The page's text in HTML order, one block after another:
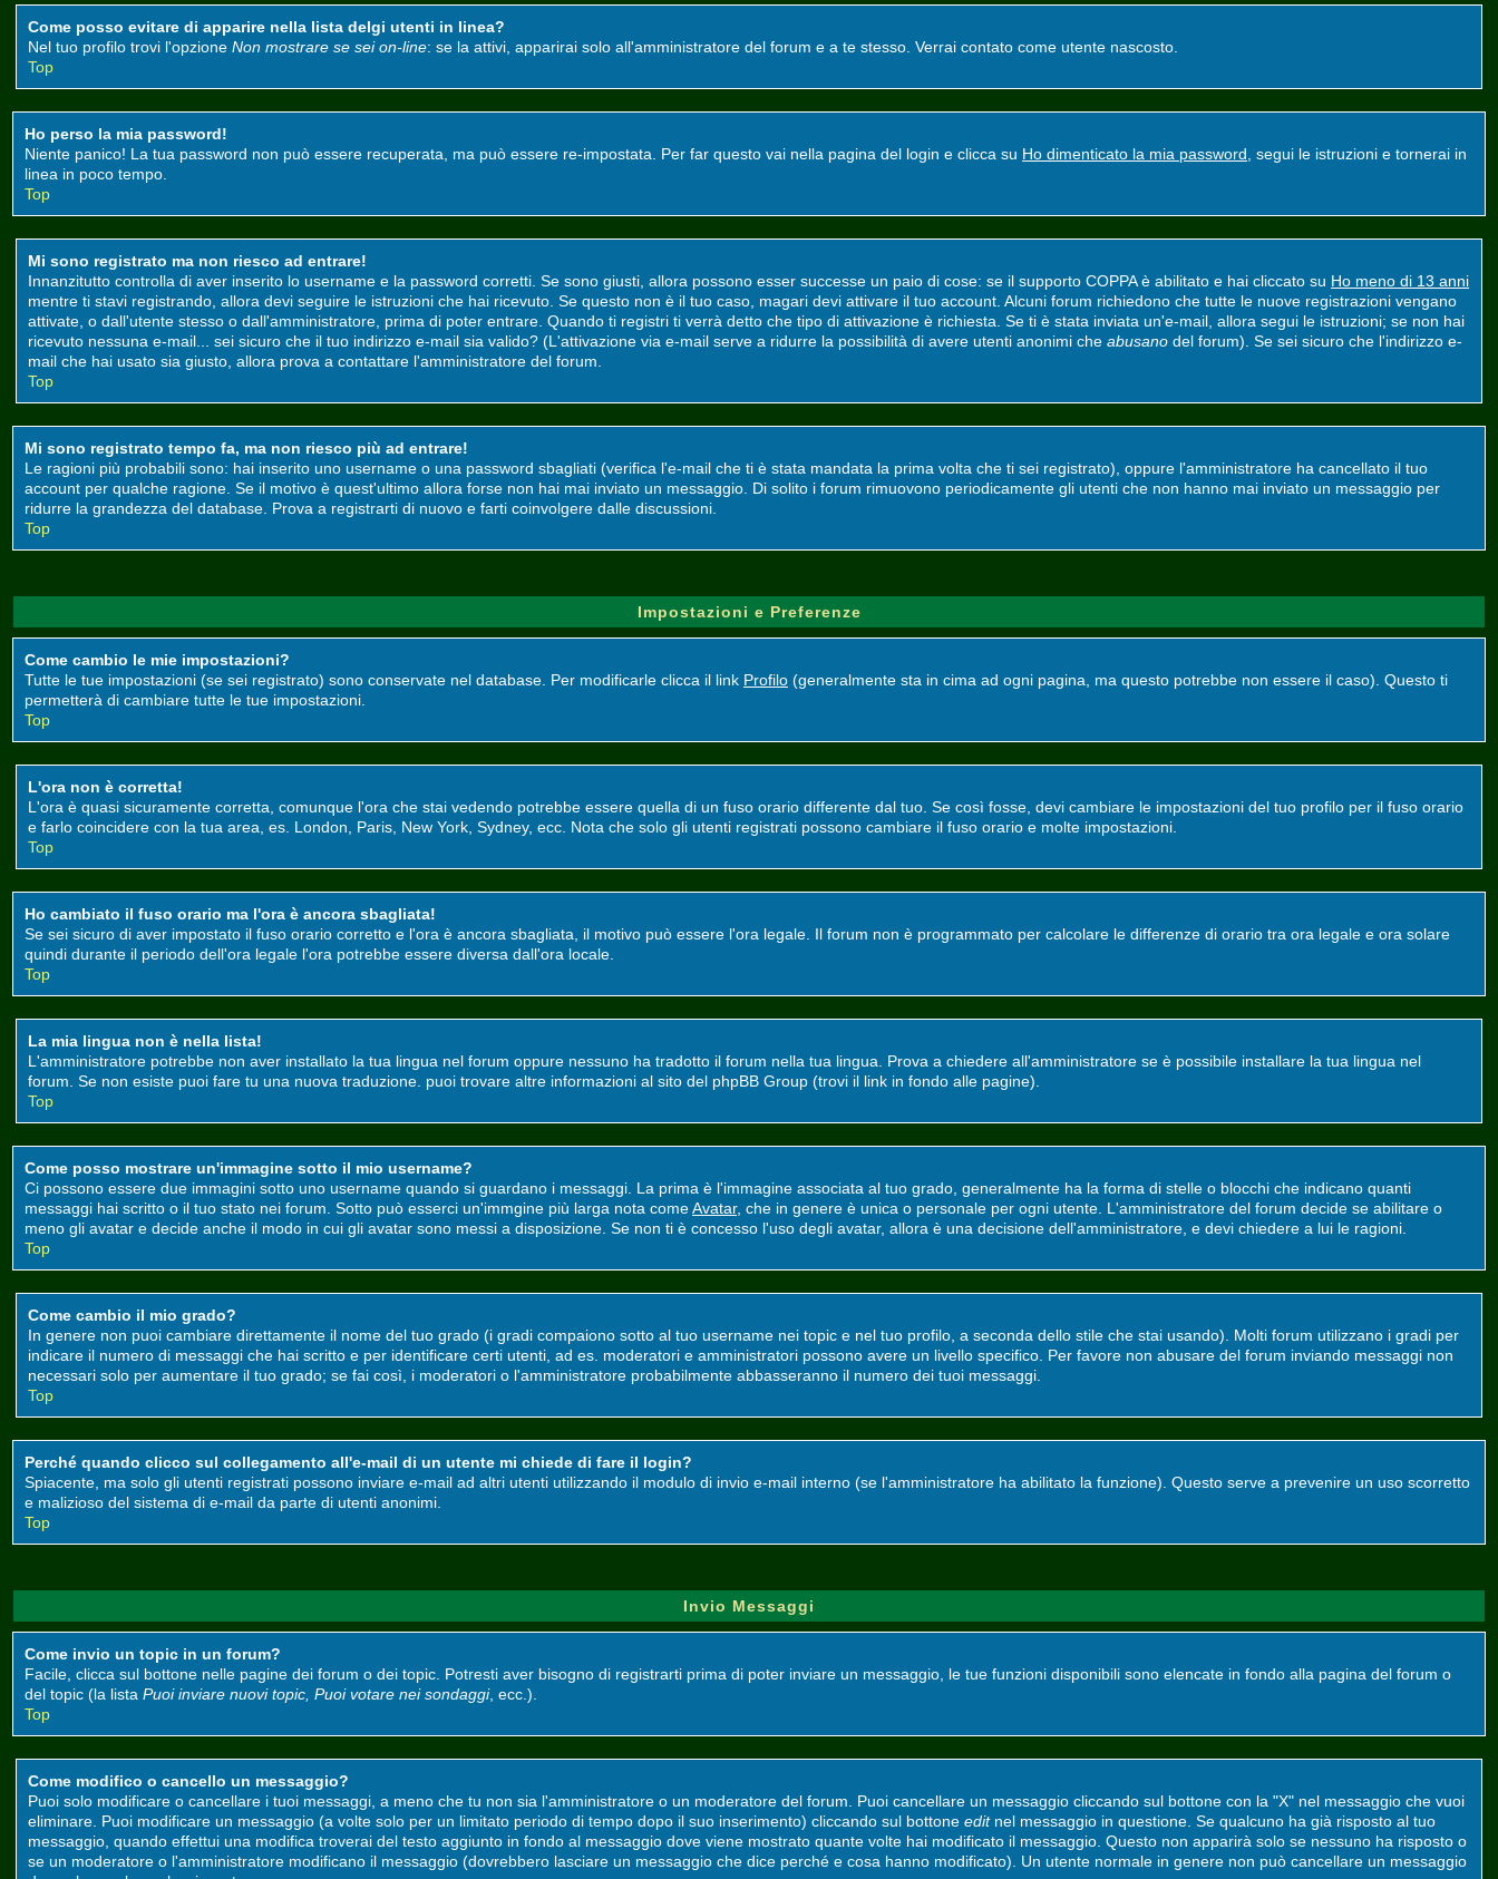
Come posso evitare di apparire nella lista delgi utenti in linea?
Nel tuo profilo trovi l'opzione Non mostrare se sei on-line: se la attivi, apparirai solo all'amministratore del forum e a te stesso. Verrai contato come utente nascosto.
Top
Ho perso la mia password!
Niente panico! La tua password non può essere recuperata, ma può essere re-impostata. Per far questo vai nella pagina del login e clicca su Ho dimenticato la mia password , segui le istruzioni e tornerai in
linea in poco tempo.
Top
Mi sono registrato ma non riesco ad entrare!
Innanzitutto controlla di aver inserito lo username e la password corretti. Se sono giusti, allora possono esser successe un paio di cose: se il supporto COPPA è abilitato e hai cliccato su Ho meno di 13 anni
mentre ti stavi registrando, allora devi seguire le istruzioni che hai ricevuto. Se questo non è il tuo caso, magari devi attivare il tuo account. Alcuni forum richiedono che tutte le nuove registrazioni vengano
attivate, o dall'utente stesso o dall'amministratore, prima di poter entrare. Quando ti registri ti verrà detto che tipo di attivazione è richiesta. Se ti è stata inviata un'e-mail, allora segui le istruzioni; se non hai
ricevuto nessuna e-mail... sei sicuro che il tuo indirizzo e-mail sia valido? (L'attivazione via e-mail serve a ridurre la possibilità di avere utenti anonimi che abusano del forum). Se sei sicuro che l'indirizzo e-
mail che hai usato sia giusto, allora prova a contattare l'amministratore del forum.
Top
Mi sono registrato tempo fa, ma non riesco più ad entrare!
Le ragioni più probabili sono: hai inserito uno username o una password sbagliati (verifica l'e-mail che ti è stata mandata la prima volta che ti sei registrato), oppure l'amministratore ha cancellato il tuo
account per qualche ragione. Se il motivo è quest'ultimo allora forse non hai mai inviato un messaggio. Di solito i forum rimuovono periodicamente gli utenti che non hanno mai inviato un messaggio per
ridurre la grandezza del database. Prova a registrarti di nuovo e farti coinvolgere dalle discussioni.
Top
Impostazioni e Preferenze
Come cambio le mie impostazioni?
Tutte le tue impostazioni (se sei registrato) sono conservate nel database. Per modificarle clicca il link Profilo (generalmente sta in cima ad ogni pagina, ma questo potrebbe non essere il caso). Questo ti
permetterà di cambiare tutte le tue impostazioni.
Top
L'ora non è corretta!
L'ora è quasi sicuramente corretta, comunque l'ora che stai vedendo potrebbe essere quella di un fuso orario differente dal tuo. Se così fosse, devi cambiare le impostazioni del tuo profilo per il fuso orario
e farlo coincidere con la tua area, es. London, Paris, New York, Sydney, ecc. Nota che solo gli utenti registrati possono cambiare il fuso orario e molte impostazioni.
Top
Ho cambiato il fuso orario ma l'ora è ancora sbagliata!
Se sei sicuro di aver impostato il fuso orario corretto e l'ora è ancora sbagliata, il motivo può essere l'ora legale. Il forum non è programmato per calcolare le differenze di orario tra ora legale e ora solare
quindi durante il periodo dell'ora legale l'ora potrebbe essere diversa dall'ora locale.
Top
La mia lingua non è nella lista!
L'amministratore potrebbe non aver installato la tua lingua nel forum oppure nessuno ha tradotto il forum nella tua lingua. Prova a chiedere all'amministratore se è possibile installare la tua lingua nel
forum. Se non esiste puoi fare tu una nuova traduzione. puoi trovare altre informazioni al sito del phpBB Group (trovi il link in fondo alle pagine).
Top
Come posso mostrare un'immagine sotto il mio username?
Ci possono essere due immagini sotto uno username quando si guardano i messaggi. La prima è l'immagine associata al tuo grado, generalmente ha la forma di stelle o blocchi che indicano quanti
messaggi hai scritto o il tuo stato nei forum. Sotto può esserci un'immgine più larga nota comeAvatar, che in genere è unica o personale per ogni utente. L'amministratore del forum decide se abilitare o
meno gli avatar e decide anche il modo in cui gli avatar sono messi a disposizione. Se non ti è concesso l'uso degli avatar, allora è una decisione dell'amministratore, e devi chiedere a lui le ragioni.
Top
Come cambio il mio grado?
In genere non puoi cambiare direttamente il nome del tuo grado (i gradi compaiono sotto al tuo username nei topic e nel tuo profilo, a seconda dello stile che stai usando). Molti forum utilizzano i gradi per
indicare il numero di messaggi che hai scritto e per identificare certi utenti, ad es. moderatori e amministratori possono avere un livello specifico. Per favore non abusare del forum inviando messaggi non
necessari solo per aumentare il tuo grado; se fai così, i moderatori o l'amministratore probabilmente abbasseranno il numero dei tuoi messaggi.
Top
Perché quando clicco sul collegamento all'e-mail di un utente mi chiede di fare il login?
Spiacente, ma solo gli utenti registrati possono inviare e-mail ad altri utenti utilizzando il modulo di invio e-mail interno (se l'amministratore ha abilitato la funzione). Questo serve a prevenire un uso scorretto
e malizioso del sistema di e-mail da parte di utenti anonimi.
Top
Invio Messaggi
Come invio un topic in un forum?
Facile, clicca sul bottone nelle pagine dei forum o dei topic. Potresti aver bisogno di registrarti prima di poter inviare un messaggio, le tue funzioni disponibili sono elencate in fondo alla pagina del forum o
del topic (la lista Puoi inviare nuovi topic, Puoi votare nei sondaggi, ecc.).
Top
Come modifico o cancello un messaggio?
Puoi solo modificare o cancellare i tuoi messaggi, a meno che tu non sia l'amministratore o un moderatore del forum. Puoi cancellare un messaggio cliccando sul bottone con la "X" nel messaggio che vuoi
eliminare. Puoi modificare un messaggio (a volte solo per un limitato periodo di tempo dopo il suo inserimento) cliccando sul bottone editnel messaggio in questione. Se qualcuno ha già risposto al tuo
messaggio, quando effettui una modifica troverai del testo aggiunto in fondo al messaggio dove viene mostrato quante volte hai modificato il messaggio. Questo non apparirà solo se nessuno ha risposto o
se un moderatore o l'amministratore modificano il messaggio (dovrebbero lasciare un messaggio che dice perché e cosa hanno modificato). Un utente normale in genere non può cancellare un messaggio